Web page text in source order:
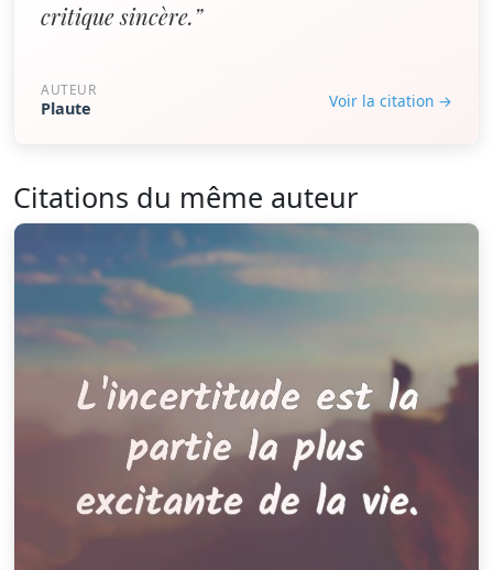
critique sincère.”
AUTEUR
Plaute Voir la citation →
Citations du même auteur